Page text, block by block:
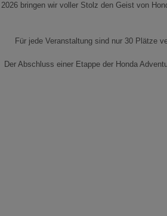
2026 bringen wir voller Stolz den Geist von
Für jede Veranstaltung sind nur 30 Plätze
Der Abschluss einer Etappe der Honda